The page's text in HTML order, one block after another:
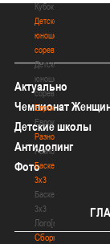
Кубок
Детско-
юношеские
соревнования
Детско-
юношеские
соревнования
Еврокубки
Еврокубки
Разное
Разное
Баскетбол
3х3
Баскетбол
3х3
Лого[modid=121]
Сборные
Актуально
Чемпионат
Детские школы
Антидопинг
Фото